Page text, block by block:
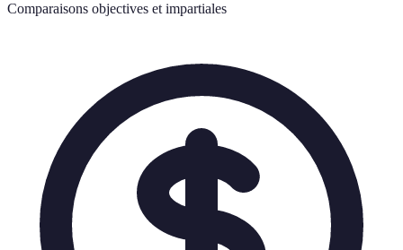
Comparaisons objectives et impartiales